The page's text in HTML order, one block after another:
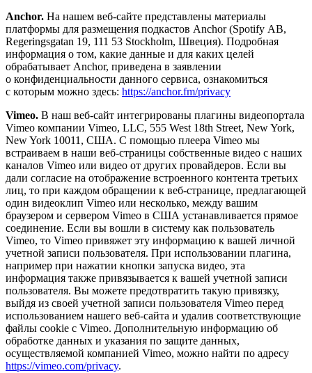
Anchor. На нашем веб-сайте представлены материалы
платформы для размещения подкастов Anchor (Spotify AB,
Regeringsgatan 19, 111 53 Stockholm, Швеция). Подробная
информация о том, какие данные и для каких целей
обрабатывает Anchor, приведена в заявлении
о конфиденциальности данного сервиса, ознакомиться
с которым можно здесь: https://anchor.fm/privacy
Vimeo. В наш веб-сайт интегрированы плагины видеопортала
Vimeo компании Vimeo, LLC, 555 West 18th Street, New York,
New York 10011, США. С помощью плеера Vimeo мы
встраиваем в наши веб-страницы собственные видео с наших
каналов Vimeo или видео от других провайдеров. Если вы
дали согласие на отображение встроенного контента третьих
лиц, то при каждом обращении к веб-странице, предлагающей
один видеоклип Vimeo или несколько, между вашим
браузером и сервером Vimeo в США устанавливается прямое
соединение. Если вы вошли в систему как пользователь
Vimeo, то Vimeo привяжет эту информацию к вашей личной
учетной записи пользователя. При использовании плагина,
например при нажатии кнопки запуска видео, эта
информация также привязывается к вашей учетной записи
пользователя. Вы можете предотвратить такую привязку,
выйдя из своей учетной записи пользователя Vimeo перед
использованием нашего веб-сайта и удалив соответствующие
файлы cookie с Vimeo. Дополнительную информацию об
обработке данных и указания по защите данных,
осуществляемой компанией Vimeo, можно найти по адресу
https://vimeo.com/privacy.